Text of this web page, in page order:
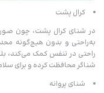
کرال پشت
در شنای کرال پشت، چون
به‌راحتی و بدون هیچ‌گونه
راحتی در تنفس کمک می‌کند،
شناگر محافظت کرده و برای
شنای پروانه